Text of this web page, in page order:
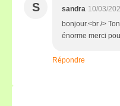
S sandra 10/03/
bonjour.<br />
énorme merci
Répondre